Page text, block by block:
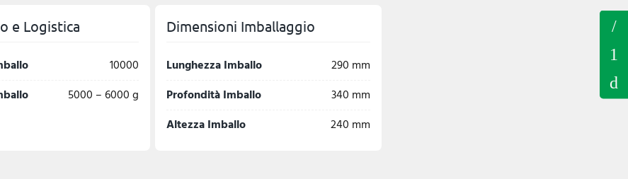
e Logistica
10000
5000 – 6000 g
Dimensioni Imballaggio
Lunghezza Imballo
290 mm
Profondità Imballo
340 mm
Altezza Imballo
240 mm